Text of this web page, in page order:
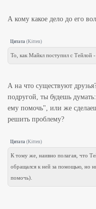
А кому какое дело до его
Цитата (Kitten)
То, как Майкл поступил с Тейлой -
А на что существуют
подругой, ты будешь
ему помочь", или же
решить проблему?
Цитата (Kitten)
К тому же, наивно полагая, что
обращался к ней за помощью, но
помочь).